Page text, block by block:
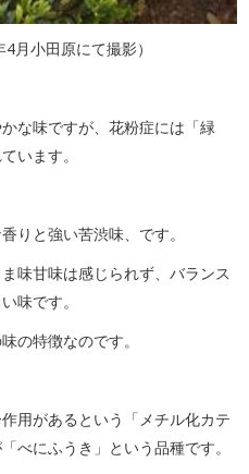
月小田原にて撮影）
な味ですが、花粉症には「緑
います。
りと強い苦渋味、です。
味甘味は感じられず、バランス
味です。
の特徴なのです。
用があるという「メチル化カテ
べにふうき」という品種です。